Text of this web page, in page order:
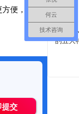
方便，信息
何云
技术咨询